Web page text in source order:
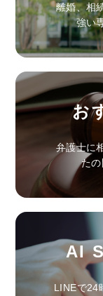
離婚、相
強い
お
弁護士に
た
AI
LINEで24